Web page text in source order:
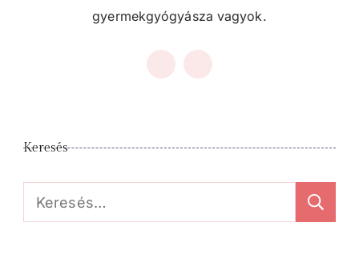
gyermekgyógyásza vagyok.
Keresés
Keresés: